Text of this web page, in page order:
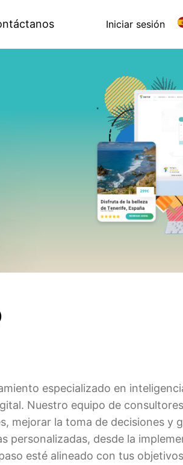
Iniciar sesión
especializado en
Nuestro equipo de
mejorar la toma de decisiones y
personalizadas, desde la
esté alineado con tus